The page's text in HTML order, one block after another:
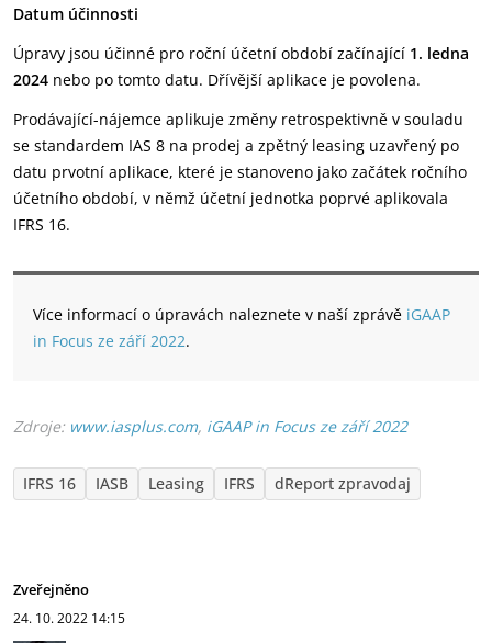
Datum účinnosti
Úpravy jsou účinné pro roční účetní období začínající 1. ledna
2024 nebo po tomto datu. Dřívější aplikace je povolena.
Prodávající-nájemce aplikuje změny retrospektivně v souladu
se standardem IAS 8 na prodej a zpětný leasing uzavřený po
datu prvotní aplikace, které je stanoveno jako začátek ročního
účetního období, v němž účetní jednotka poprvé aplikovala
IFRS 16.
Více informací o úpravách naleznete v naší zprávě iGAAP
in Focus ze září 2022.
Zdroje: www.iasplus.com, iGAAP in Focus ze září 2022
IFRS 16 IASB Leasing IFRS dReport zpravodaj
Zveřejněno
24. 10. 2022 14:15